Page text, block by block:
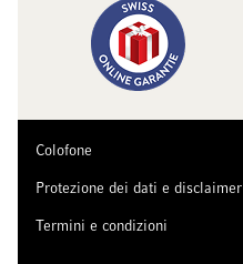
Colofone
Protezione dei dati e disclaimer
Termini e condizioni